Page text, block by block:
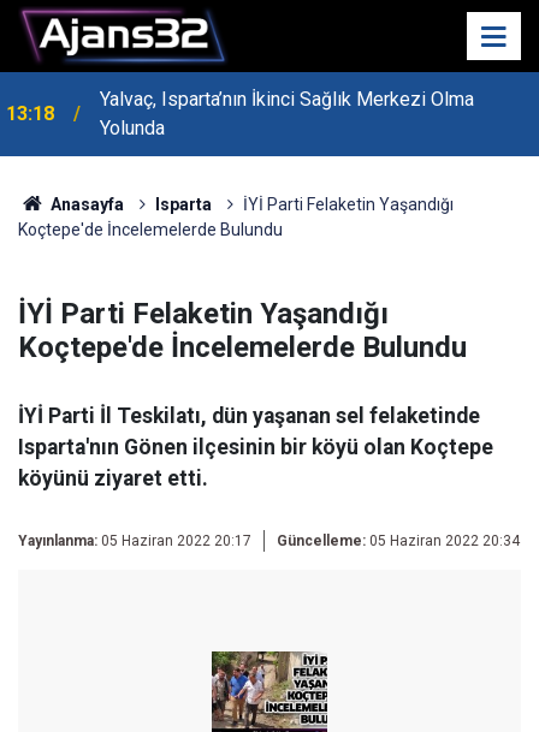
13:14
MHP Genel Başkan Yardımcısı Bayraktar Isparta’da
Konuştu
Anasayfa Isparta
İYİ Parti Felaketin Yaşandığı
Koçtepe'de İncelemelerde Bulundu
İYİ Parti Felaketin Yaşandığı
Koçtepe'de İncelemelerde Bulundu
İYİ Parti İl Teskilatı, dün yaşanan sel felaketinde
Isparta'nın Gönen ilçesinin bir köyü olan Koçtepe
köyünü ziyaret etti.
Yayınlanma: 05 Haziran 2022 20:17 Güncelleme: 05 Haziran 2022 20:34